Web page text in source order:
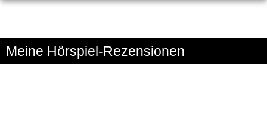
Meine Hörspiel-Rezensionen